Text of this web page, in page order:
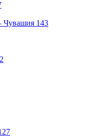
Чувашия 143